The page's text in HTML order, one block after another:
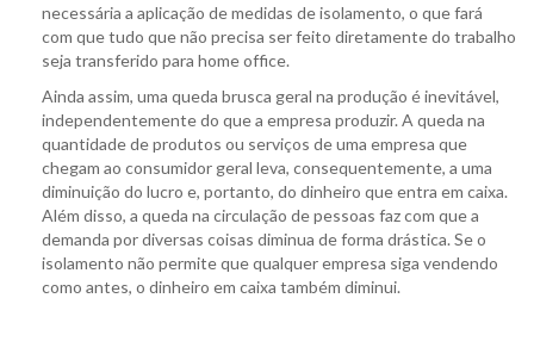
necessária a aplicação de medidas de isolamento, o que fará
com que tudo que não precisa ser feito diretamente do trabalho
seja transferido para home office.
Ainda assim, uma queda brusca geral na produção é inevitável,
independentemente do que a empresa produzir. A queda na
quantidade de produtos ou serviços de uma empresa que
chegam ao consumidor geral leva, consequentemente, a uma
diminuição do lucro e, portanto, do dinheiro que entra em caixa.
Além disso, a queda na circulação de pessoas faz com que a
demanda por diversas coisas diminua de forma drástica. Se o
isolamento não permite que qualquer empresa siga vendendo
como antes, o dinheiro em caixa também diminui.